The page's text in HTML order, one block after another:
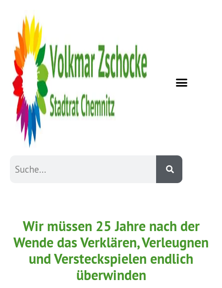
Wir müssen 25 Jahre nach der
Wende das Verklären, Verleugnen
und Versteckspielen endlich
überwinden